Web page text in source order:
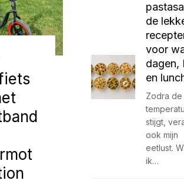
de
voor
dagen,
en
Zodra de
stijgt,
ook mijn
eetlust.
ik…